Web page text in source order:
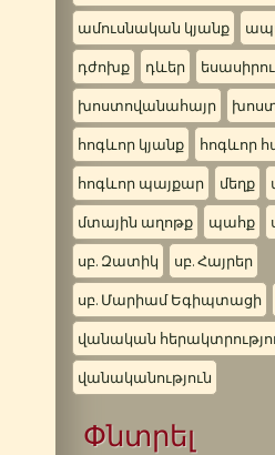
ամուսնական կյանք
դժոխք դևեր
խոստովանահայր
հոգևոր կյանք հոգևոր
հոգևոր պայքար մեղք
մտային աղոթք պահք
սբ. Զատիկ սբ. Հայրեր
սբ. Մարիամ Եգիպտացի
վանական
վանականություն
Փնտրել